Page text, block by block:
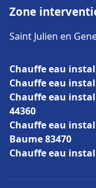
Zone
Saint Julien en
Chauffe eau
Chauffe eau
Chauffe eau
44360
Chauffe eau
Baume 83470
Chauffe eau